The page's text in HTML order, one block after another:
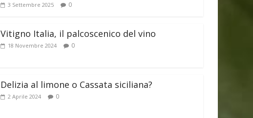
3 Settembre 2025 0
Vitigno Italia, il palcoscenico del vino
18 Novembre 2024 0
Delizia al limone o Cassata siciliana?
2 Aprile 2024 0